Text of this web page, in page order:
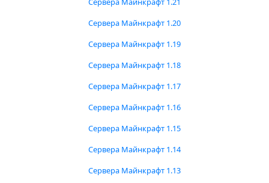
Сервера Майнкрафт 1.20
Сервера Майнкрафт 1.19
Сервера Майнкрафт 1.18
Сервера Майнкрафт 1.17
Сервера Майнкрафт 1.16
Сервера Майнкрафт 1.15
Сервера Майнкрафт 1.14
Сервера Майнкрафт 1.13